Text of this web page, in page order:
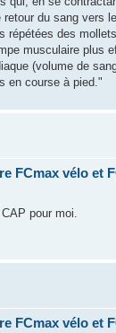
du sang vers
répétées des
musculaire plus
(volume de
en course à pied."
FCmax vélo et
pour moi.
FCmax vélo et